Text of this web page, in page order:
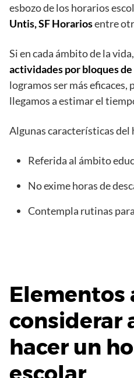
esbozo de los horarios
Untis, SF Horariosentre
Si en cada ámbito de la
actividades por bloques
logramos ser más eficaces,
llegamos a estimar el
Algunas características del
Referida al ámbito
No exime horas de
Contempla rutinas
Elementos
considerar
hacer un